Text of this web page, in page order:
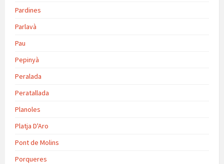
Pardines
Parlavà
Pau
Pepinyà
Peralada
Peratallada
Planoles
Platja D'Aro
Pont de Molins
Porqueres